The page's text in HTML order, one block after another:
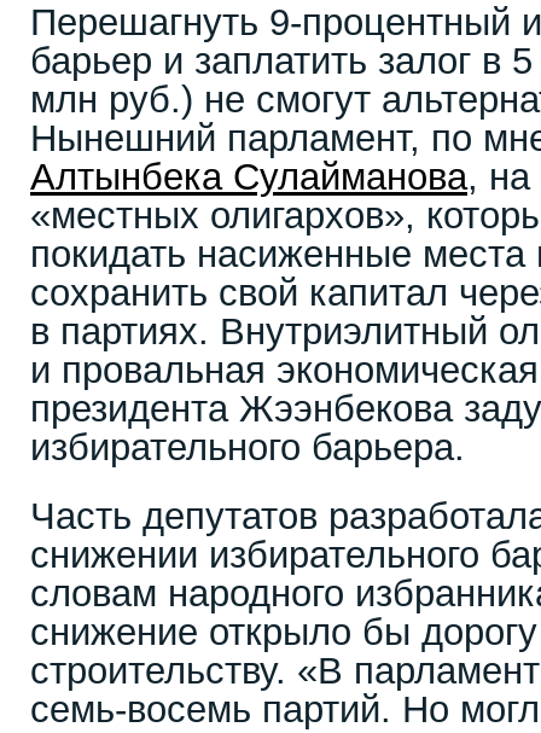
Перешагнуть 9-процентный
барьер и заплатить залог в
млн руб.) не смогут
Нынешний парламент, по
Алтынбека Сулайманова, на
«местных олигархов»,
покидать насиженные
сохранить свой капитал
в партиях. Внутриэлитный
и провальная
президента Жээнбекова
избирательного барьера.
Часть депутатов
снижении избирательного
словам народного
снижение открыло бы
строительству. «В
семь-восемь партий. Но